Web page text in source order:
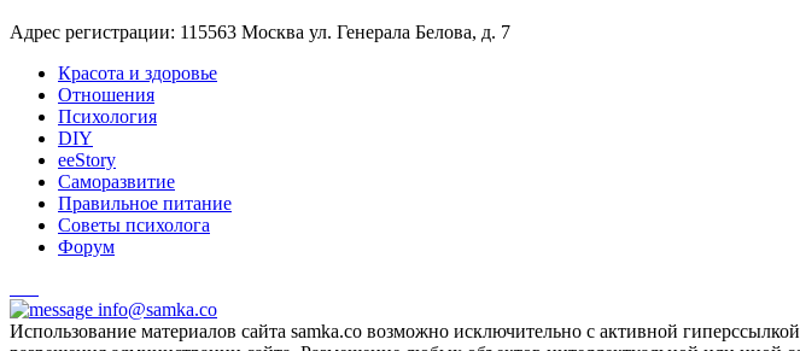
Адрес регистрации: 115563 Москва ул. Генерала Белова, д. 7
Красота и здоровье
Отношения
Психология
DIY
ееStory
Саморазвитие
Правильное питание
Советы психолога
Форум
info@samka.co
Использование материалов сайта samka.co возможно исключительно с активной